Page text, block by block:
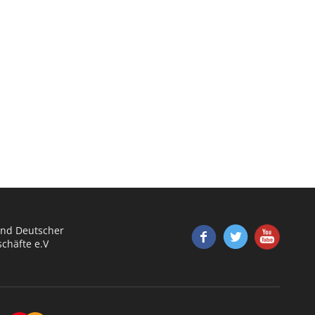
Deutscher
e.V